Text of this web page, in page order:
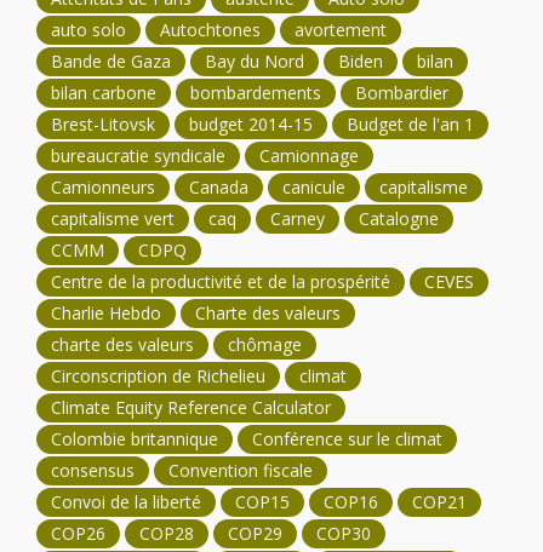
auto solo
Autochtones
avortement
Bande de Gaza
Bay du Nord Biden
bilan
bilan carbone
bombardements
Bombardier
Brest-Litovsk
budget 2014-15
Budget de l'an 1
bureaucratie syndicale
Camionnage
Camionneurs
Canada canicule
capitalisme
capitalisme vert
caq Carney
Catalogne
CCMM
CDPQ
Centre de la productivité et de la prospérité
CEVES
Charlie Hebdo
Charte des valeurs
charte des valeurs
chômage
Circonscription de Richelieu
climat
Climate Equity Reference Calculator
Colombie britannique
Conférence sur le climat
consensus
Convention fiscale
Convoi de la liberté
COP15 COP16
COP21
COP26
COP28 COP29
COP30